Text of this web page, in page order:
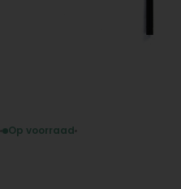
Op voorraad